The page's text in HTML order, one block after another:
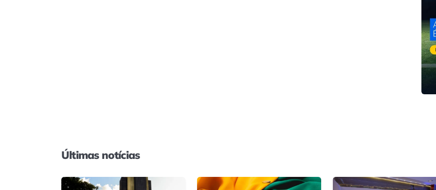
Últimas notícias